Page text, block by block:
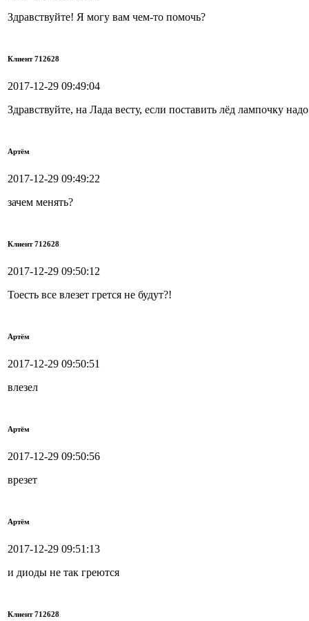
Здравствуйте! Я могу вам чем-то помочь?
Клиент 712628
2017-12-29 09:49:04
Здравствуйте, на Лада весту, если поставить лёд лампочку
Артём
2017-12-29 09:49:22
зачем менять?
Клиент 712628
2017-12-29 09:50:12
Тоесть все влезет грется не будут?!
Артём
2017-12-29 09:50:51
влезел
Артём
2017-12-29 09:50:56
врезет
Артём
2017-12-29 09:51:13
и диоды не так греются
Клиент 712628